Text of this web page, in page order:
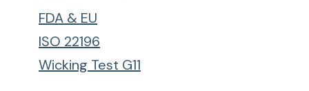
FDA & EU
ISO 22196
Wicking Test G11